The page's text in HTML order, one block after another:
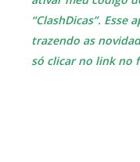
“ClashDicas”.
trazendo as
só clicar no link no